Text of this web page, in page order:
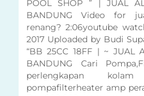
POOL SHOP ” | JUAL
BANDUNG Video for
renang? 2:06youtube
2017 Uploaded by Budi
“BB 25CC 18FF | ~ JUAL
BANDUNG Cari
perlengkapan
pompafilterheater amp